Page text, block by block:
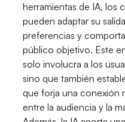
herramientas de IA, los
pueden adaptar su
preferencias y
público objetivo. Este
solo involucra a los
sino que también
que forja una conexión
entre la audiencia y la